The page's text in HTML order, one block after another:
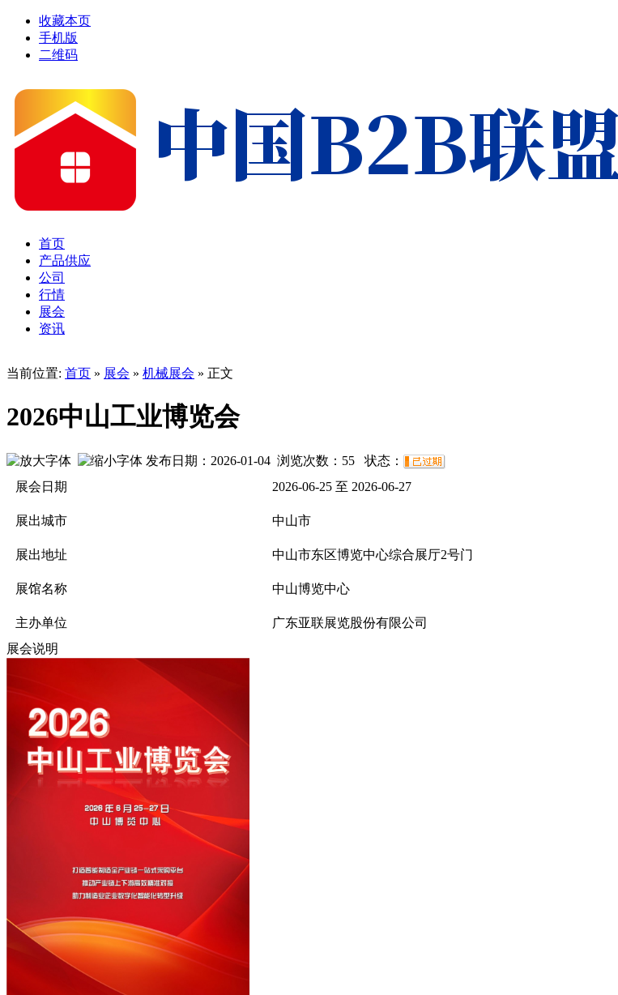
收藏本页
手机版
二维码
首页
产品供应
公司
行情
展会
资讯
当前位置: 首页 » 展会 » 机械展会 » 正文
2026中山工业博览会
发布日期：2026-01-04 浏览次数： 55 状态：
展会日期
2026-06-25 至 2026-06-27
展出城市 中山市
展出地址 中山市东区博览中心综合展厅2号门
展馆名称 中山博览中心
主办单位
广东亚联展览股份有限公司
展会说明